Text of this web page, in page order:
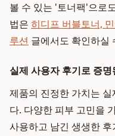
볼 수 있는 '토너팩'으로
법은 히디프 버블토너,
루션 글에서도 확인하실
실제 사용자 후기로 증
제품의 진정한 가치는
다. 다양한 피부 고민을
사용하고 남긴 생생한